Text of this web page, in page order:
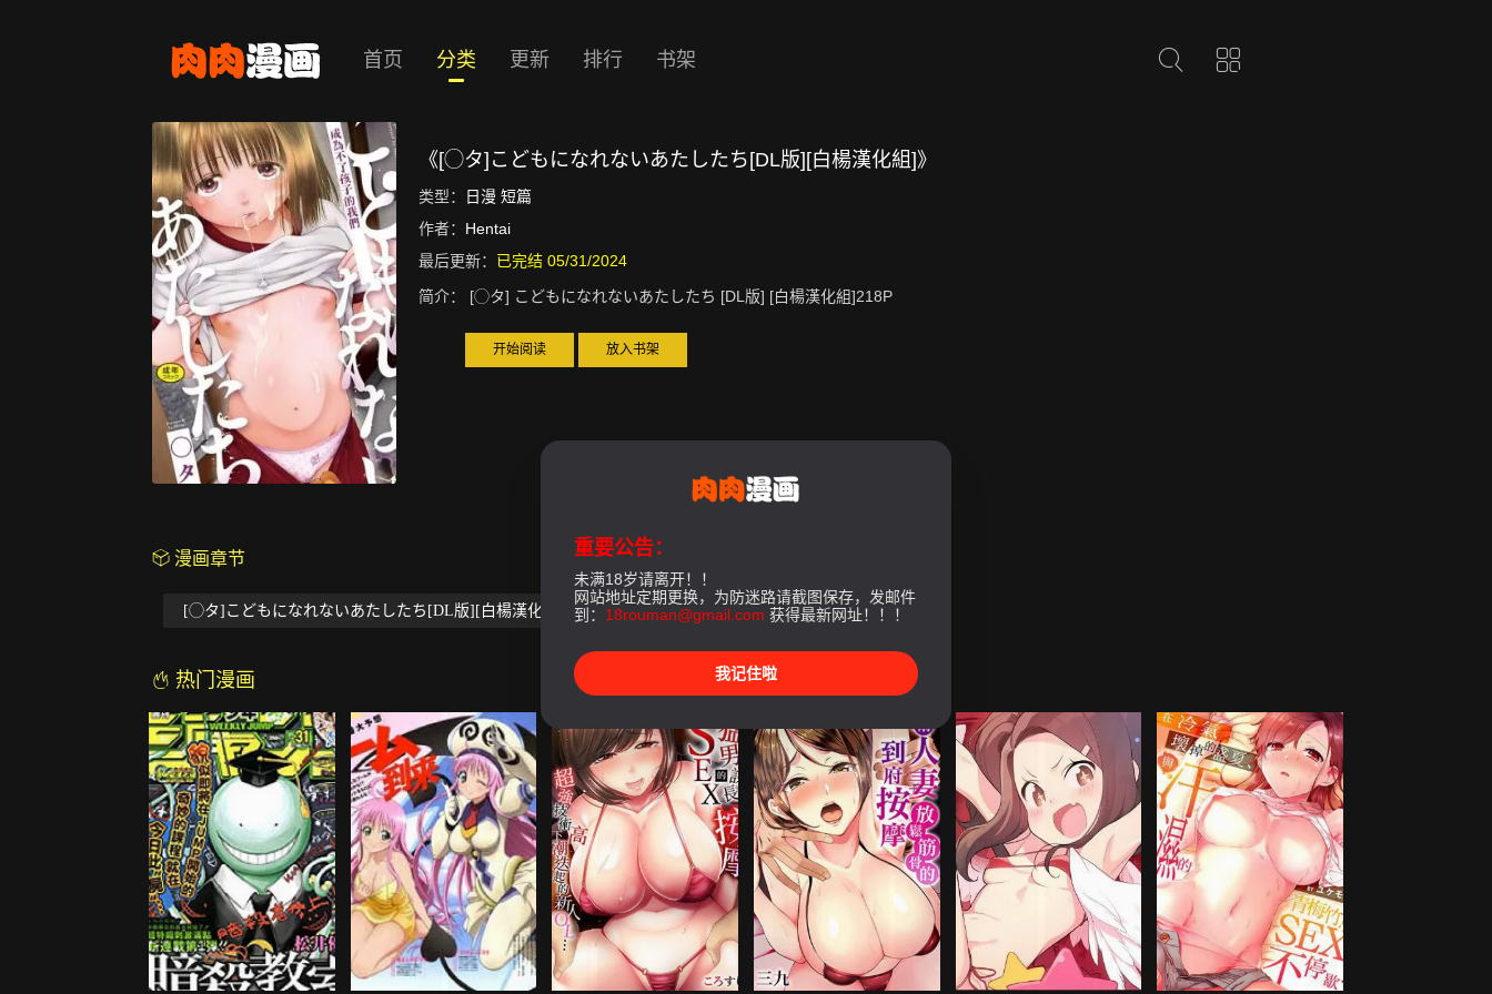
首页 分类 更新 排行 书架
《[◯タ]こどもになれないあたしたち[DL版][白楊漢化組]》
类型： 日漫 短篇
作者： Hentai
最后更新： 已完结 05/31/2024
简介：
[◯タ] こどもになれないあたしたち [DL版] [白楊漢化組]218P
开始阅读 放入书架
漫画章节
[◯タ]こどもになれないあたしたち[DL版][白楊漢化組]
热门漫画
重要公告：
未满18岁请离开！！
网站地址定期更换，为防迷路请截图保存，发邮件
到： 18rouman@gmail.com 获得最新网址！！！
我记住啦